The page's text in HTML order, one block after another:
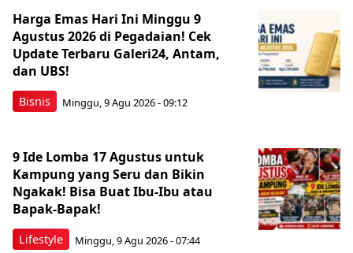
Bisnis
Harga Emas Hari Ini Minggu 9
Agustus 2026 di Pegadaian! Cek
Update Terbaru Galeri24, Antam,
dan UBS!
Minggu, 9 Agu 2026 - 09:12
Lifestyle
9 Ide Lomba 17 Agustus untuk
Kampung yang Seru dan Bikin
Ngakak! Bisa Buat Ibu-Ibu atau
Bapak-Bapak!
Minggu, 9 Agu 2026 - 07:44